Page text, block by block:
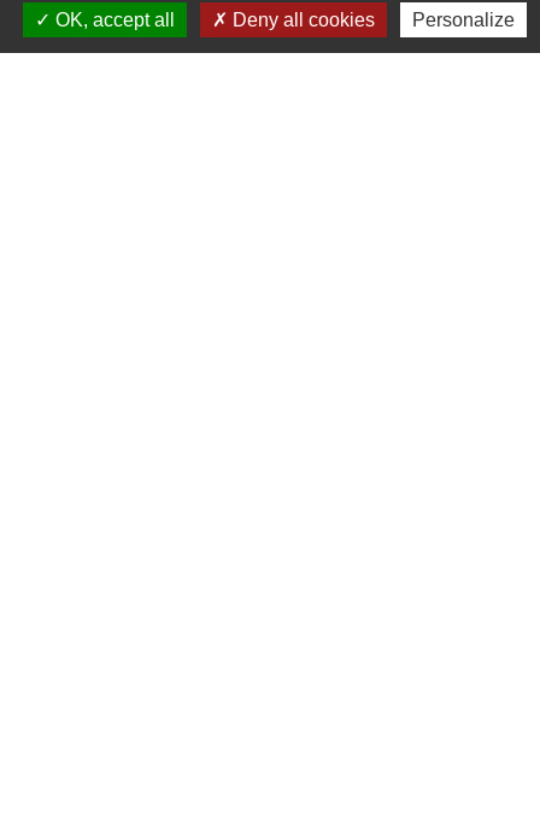
il obligatoire ?
Conseil d'État
OK, accept all
Deny all cookies Personalize